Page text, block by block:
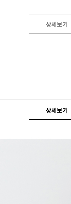
상세보기
상세보기